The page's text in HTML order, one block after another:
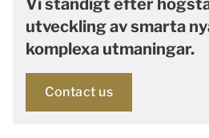
Vi ständigt efter
utveckling av smarta
komplexa utmaningar.
Contact us